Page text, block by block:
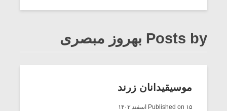
Posts by بهروز مبصری
موسیقیدانان زرند
Published on ۱۵ اسفند ۱۴۰۳